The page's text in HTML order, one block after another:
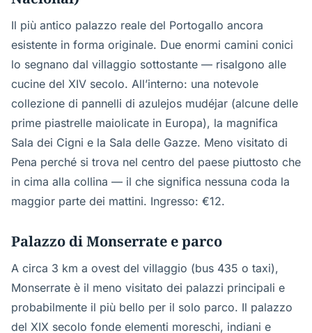
Il più antico palazzo reale del Portogallo ancora
esistente in forma originale. Due enormi camini conici
lo segnano dal villaggio sottostante — risalgono alle
cucine del XIV secolo. All’interno: una notevole
collezione di pannelli di azulejos mudéjar (alcune delle
prime piastrelle maiolicate in Europa), la magnifica
Sala dei Cigni e la Sala delle Gazze. Meno visitato di
Pena perché si trova nel centro del paese piuttosto che
in cima alla collina — il che significa nessuna coda la
maggior parte dei mattini. Ingresso: €12.
Palazzo di Monserrate e parco
A circa 3 km a ovest del villaggio (bus 435 o taxi),
Monserrate è il meno visitato dei palazzi principali e
probabilmente il più bello per il solo parco. Il palazzo
del XIX secolo fonde elementi moreschi, indiani e